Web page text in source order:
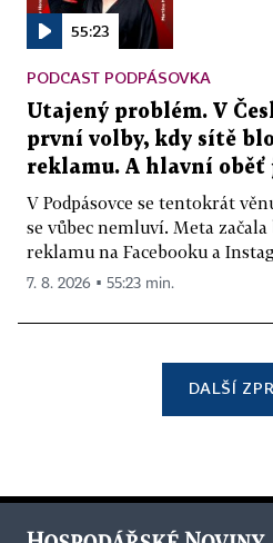
55:23
PODCAST PODPÁSOVKA
Utajený problém. V
první volby, kdy sítě
reklamu. A hlavní oběť
V Podpásovce se tentokrát
se vůbec nemluví. Meta
reklamu na Facebooku a
7. 8. 2026 ▪ 55:23 min.
DALŠÍ